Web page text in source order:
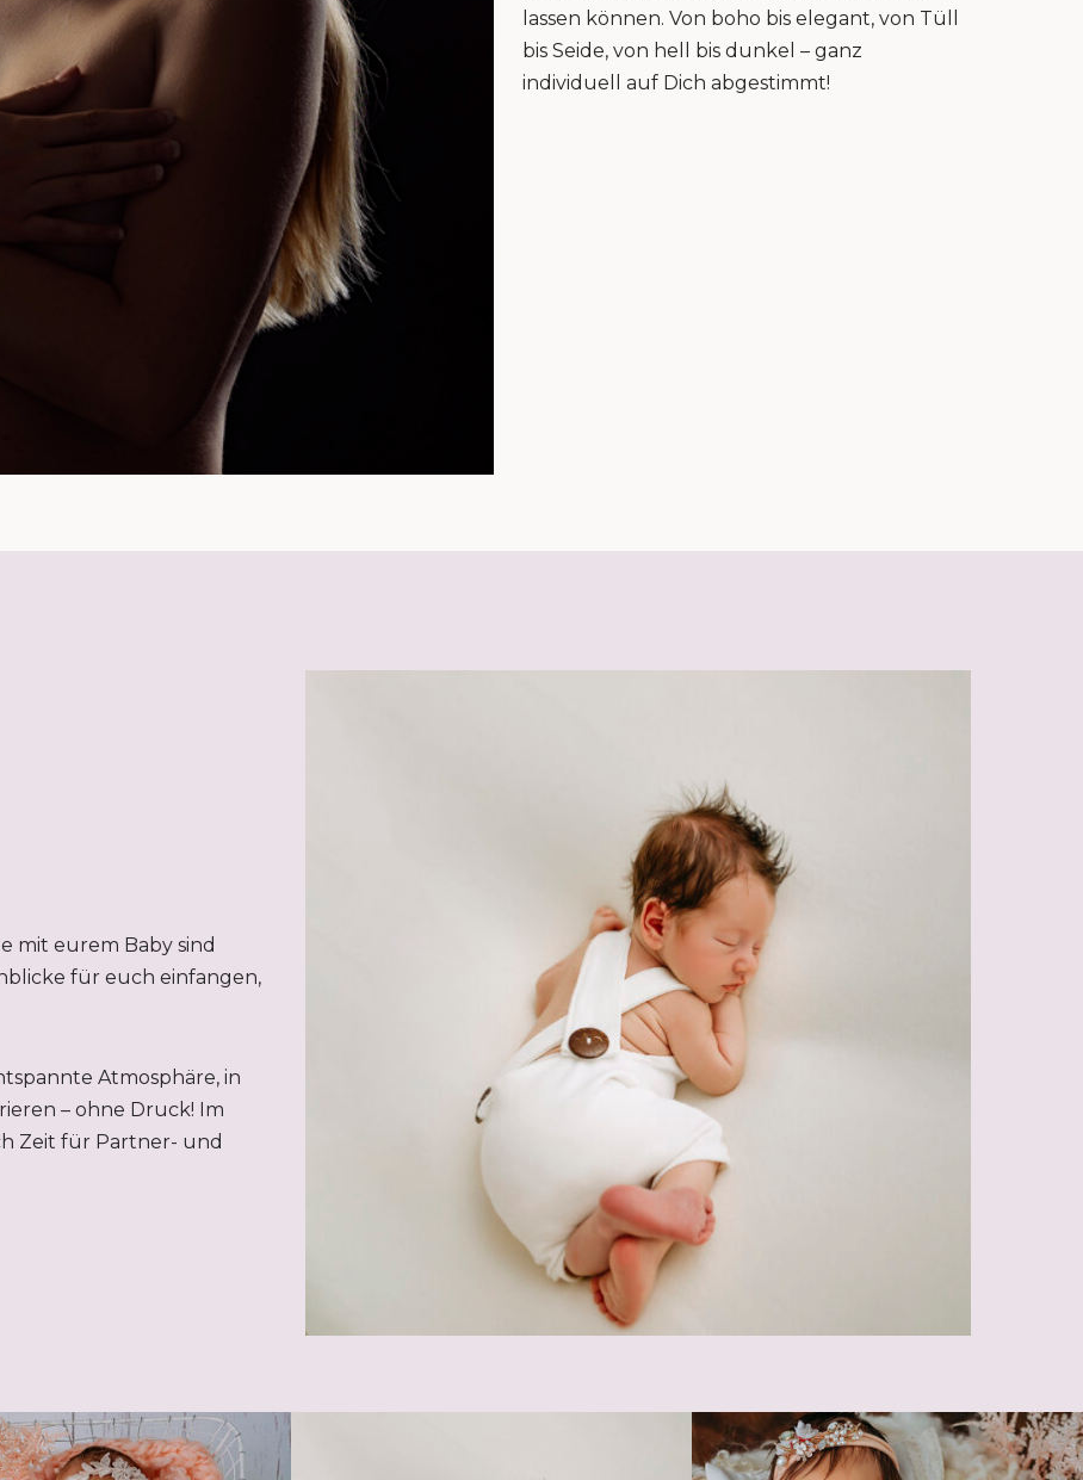
lassen können. Von boho bis elegant, von Tüll
bis Seide, von hell bis dunkel – ganz
individuell auf Dich abgestimmt!
mit eurem Baby sind
für euch einfangen,
Atmosphäre, in
– ohne Druck! Im
Zeit für Partner- und